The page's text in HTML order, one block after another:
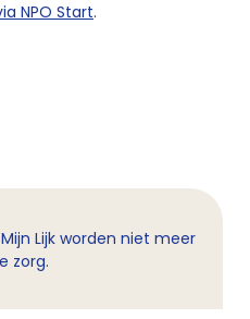
NPO Start.
Lijk worden niet meer
zorg.